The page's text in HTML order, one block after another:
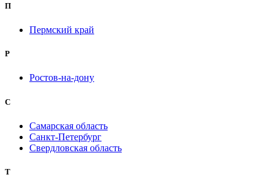
П
Пермский край
Р
Ростов-на-дону
С
Самарская область
Санкт-Петербург
Свердловская область
Т